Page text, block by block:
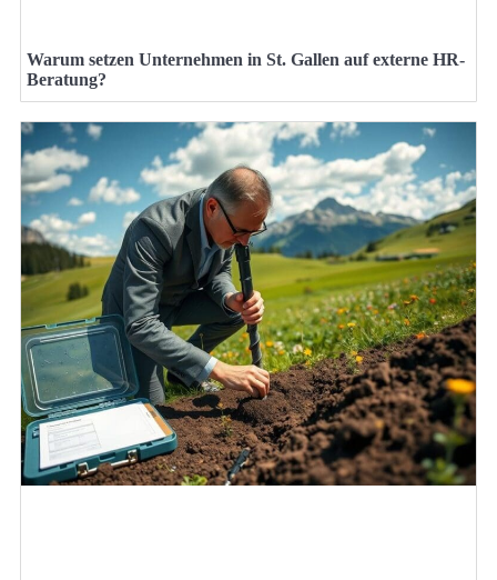
Warum setzen Unternehmen in St. Gallen auf externe HR-
Beratung?